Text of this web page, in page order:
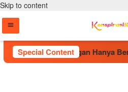
Skip to content
Special Content
Wakapolri: Jangan Hanya